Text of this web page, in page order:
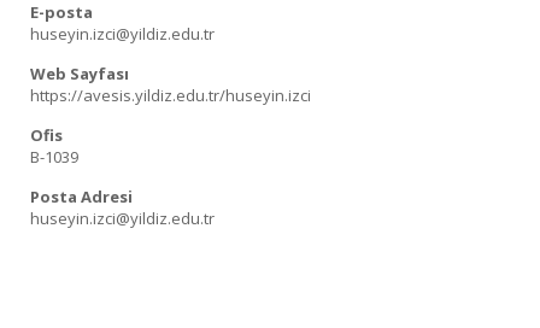
E-posta
huseyin.izci@yildiz.edu.tr
Web Sayfası
https://avesis.yildiz.edu.tr/huseyin.izci
Ofis
B-1039
Posta Adresi
huseyin.izci@yildiz.edu.tr